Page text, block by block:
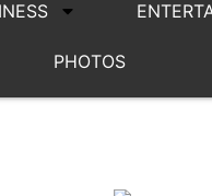
PHOTOS